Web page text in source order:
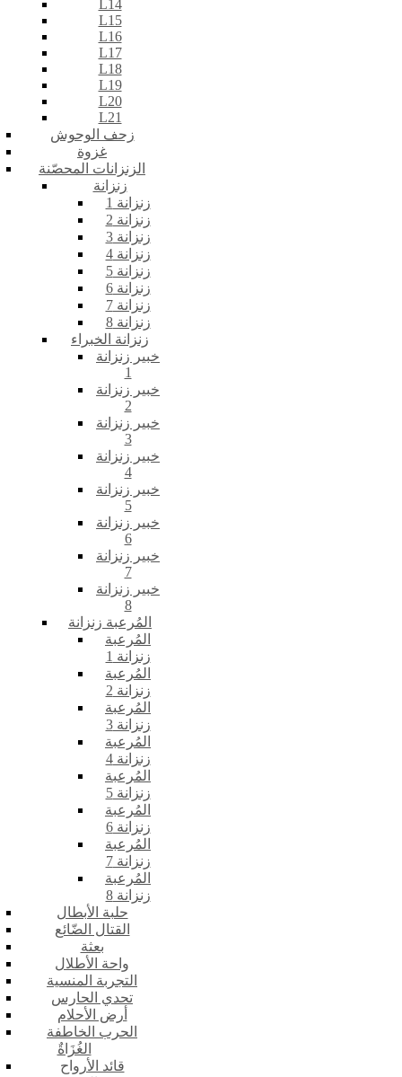
L14
L15
L16
L17
L18
L19
L20
L21
زحف الوحوش
غزوة
الزنزانات المحصّنة
زنزانة
زنزانة 1
زنزانة 2
زنزانة 3
زنزانة 4
زنزانة 5
زنزانة 6
زنزانة 7
زنزانة 8
زنزانة الخبراء
خبير زنزانة
1
خبير زنزانة
2
خبير زنزانة
3
خبير زنزانة
4
خبير زنزانة
5
خبير زنزانة
6
خبير زنزانة
7
خبير زنزانة
8
المُرعبة زنزانة
المُرعبة
زنزانة 1
المُرعبة
زنزانة 2
المُرعبة
زنزانة 3
المُرعبة
زنزانة 4
المُرعبة
زنزانة 5
المُرعبة
زنزانة 6
المُرعبة
زنزانة 7
المُرعبة
زنزانة 8
حلبة الأبطال
القتال الضّائع
بعثة
واحة الأطلال
التجربة المنسية
تحدي الحارس
أرض الأحلام
الحرب الخاطفة
الغُزَاةٌ
قائد الأرواح